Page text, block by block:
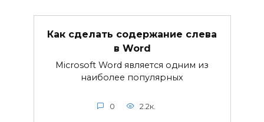
Как сделать содержание слева
в Word
Microsoft Word является одним из
наиболее популярных
0 2.2к.